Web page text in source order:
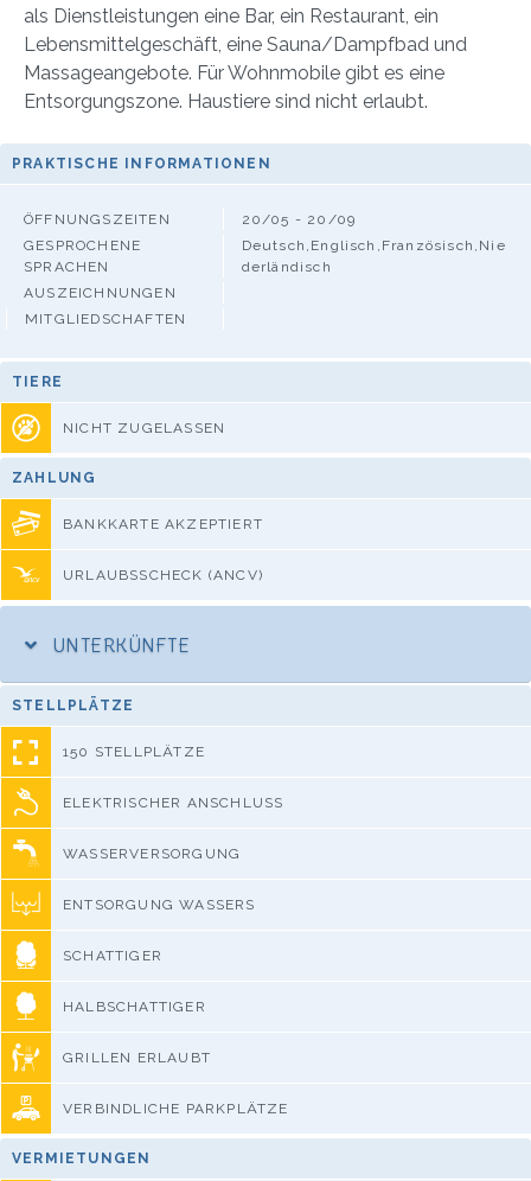
als Dienstleistungen eine Bar, ein Restaurant, ein
Lebensmittelgeschäft, eine Sauna/Dampfbad und
Massageangebote. Für Wohnmobile gibt es eine
Entsorgungszone. Haustiere sind nicht erlaubt.
PRAKTISCHE INFORMATIONEN
ÖFFNUNGSZEITEN
20/05 - 20/09
GESPROCHENE
SPRACHEN
Deutsch,Englisch,Französisch,Nie
derländisch
AUSZEICHNUNGEN
MITGLIEDSCHAFTEN
TIERE
NICHT ZUGELASSEN
ZAHLUNG
BANKKARTE AKZEPTIERT
URLAUBSSCHECK (ANCV)
UNTERKÜNFTE
STELLPLÄTZE
150 STELLPLÄTZE
ELEKTRISCHER ANSCHLUSS
WASSERVERSORGUNG
ENTSORGUNG WASSERS
SCHATTIGER
HALBSCHATTIGER
GRILLEN ERLAUBT
VERBINDLICHE PARKPLÄTZE
VERMIETUNGEN